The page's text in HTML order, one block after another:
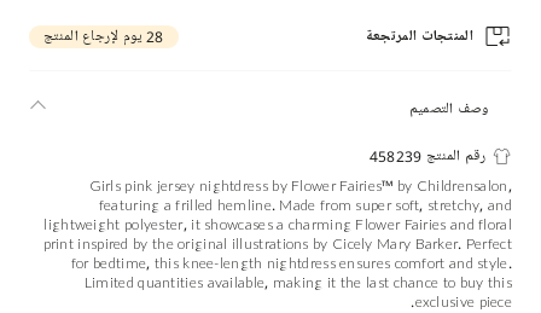
المنتجات المرتجعة 28 يوم لإرجاع المنتج
وصف التصميم
رقم المنتج 458239
Girls pink jersey nightdress by Flower Fairies™ by Childrensalon,
featuring a frilled hemline. Made from super soft, stretchy, and
lightweight polyester, it showcases a charming Flower Fairies and floral
print inspired by the original illustrations by Cicely Mary Barker. Perfect
for bedtime, this knee-length nightdress ensures comfort and style.
Limited quantities available, making it the last chance to buy this
exclusive piece.